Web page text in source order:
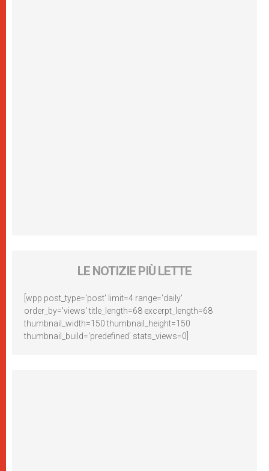
LE NOTIZIE PIÙ LETTE
[wpp post_type='post' limit=4 range='daily'
order_by='views' title_length=68 excerpt_length=68
thumbnail_width=150 thumbnail_height=150
thumbnail_build='predefined' stats_views=0]